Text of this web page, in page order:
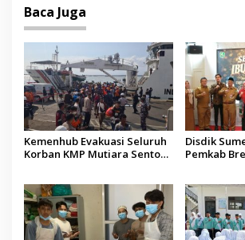
Baca Juga
Kemenhub Evakuasi Seluruh
Korban KMP Mutiara Sentosa
Disdik
Pemkab